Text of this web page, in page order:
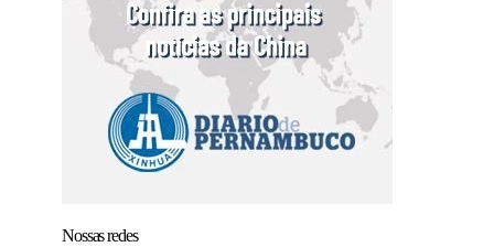
Nossas redes